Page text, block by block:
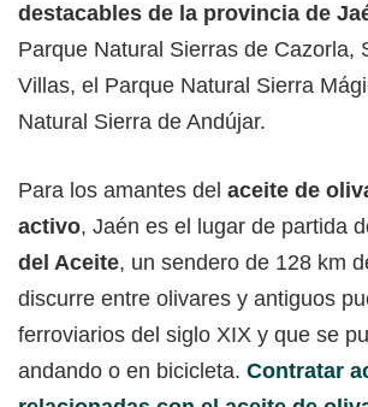
destacables de la provincia de
Parque Natural Sierras de Cazorla,
Villas, el Parque Natural Sierra
Natural Sierra de Andújar.
Para los amantes del aceite de
activo, Jaén es el lugar de partida
del Aceite, un sendero de 128 km
discurre entre olivares y antiguos
ferroviarios del siglo XIX y que se
andando o en bicicleta. Contratar